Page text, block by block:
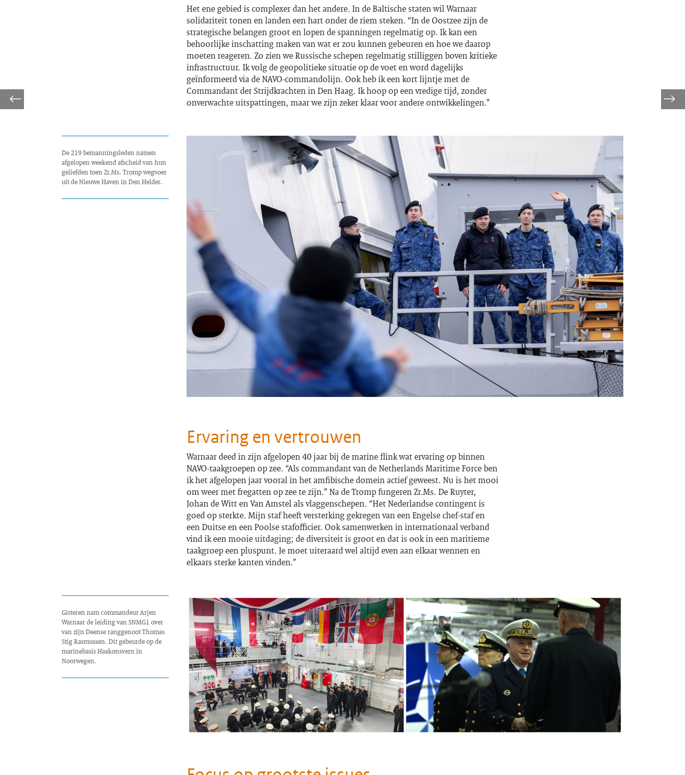
Het ene gebied is complexer dan het andere. In de Baltische staten wil Warnaar
solidariteit tonen en landen een hart onder de riem steken. “In de Oostzee zijn de
strategische belangen groot en lopen de spanningen regelmatig op. Ik kan een
behoorlijke inschatting maken van wat er zou kunnen gebeuren en hoe we daarop
moeten reageren. Zo zien we Russische schepen regelmatig stilliggen boven kritieke
infrastructuur. Ik volg de geopolitieke situatie op de voet en word dagelijks
geïnformeerd via de NAVO-commandolijn. Ook heb ik een kort lijntje met de
Commandant der Strijdkrachten in Den Haag. Ik hoop op een vredige tijd, zonder
onverwachte uitspattingen, maar we zijn zeker klaar voor andere ontwikkelingen.”
De 219 bemanningsleden namen
afgelopen weekend afscheid van hun
geliefden toen Zr.Ms. Tromp wegvoer
uit de Nieuwe Haven in Den Helder.
Ervaring en vertrouwen
Warnaar deed in zijn afgelopen 40 jaar bij de marine flink wat ervaring op binnen
NAVO-taakgroepen op zee. “Als commandant van de Netherlands Maritime Force ben
ik het afgelopen jaar vooral in het amfibische domein actief geweest. Nu is het mooi
om weer met fregatten op zee te zijn.” Na de Tromp fungeren Zr.Ms. De Ruyter,
Johan de Witt en Van Amstel als vlaggenschepen. “Het Nederlandse contingent is
goed op sterkte. Mijn staf heeft versterking gekregen van een Engelse chef-staf en
een Duitse en een Poolse stafofficier. Ook samenwerken in internationaal verband
vind ik een mooie uitdaging; de diversiteit is groot en dat is ook in een maritieme
taakgroep een pluspunt. Je moet uiteraard wel altijd even aan elkaar wennen en
elkaars sterke kanten vinden.”
Gisteren nam commandeur Arjen
Warnaar de leiding van SNMG1 over
van zijn Deense ranggenoot Thomas
Stig Rasmussen. Dit gebeurde op de
marinebasis Haakonsvern in
Noorwegen.